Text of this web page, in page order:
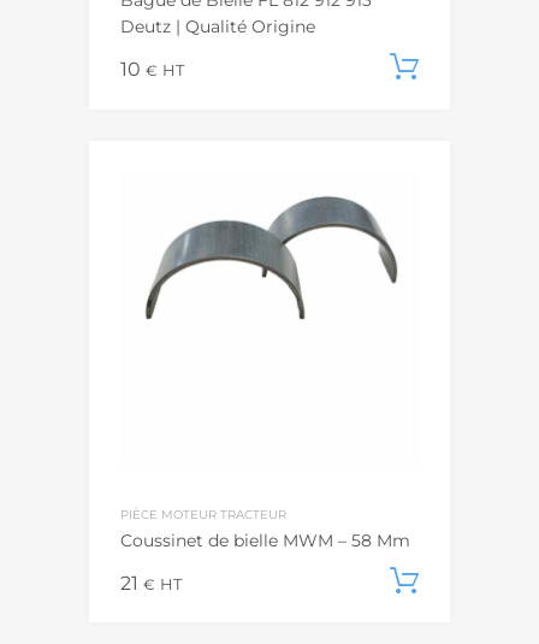
Deutz | Qualité Origine
10 € HT
PIÈCE MOTEUR TRACTEUR
Coussinet de bielle MWM – 58 Mm
21 € HT